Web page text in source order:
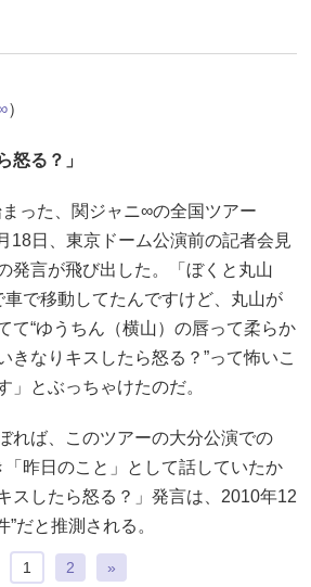
）
怒る？」
った、関ジャニ∞の全国ツアー
18日、東京ドーム公演前の記者会見
発言が飛び出した。「ぼくと丸山
車で移動してたんですけど、丸山が
て“ゆうちん（横山）の唇って柔らか
きなりキスしたら怒る？”って怖いこ
」とぶっちゃけたのだ。
れば、このツアーの大分公演での
昨日のこと」として話していたか
スしたら怒る？」発言は、2010年12
”だと推測される。
1 2 »